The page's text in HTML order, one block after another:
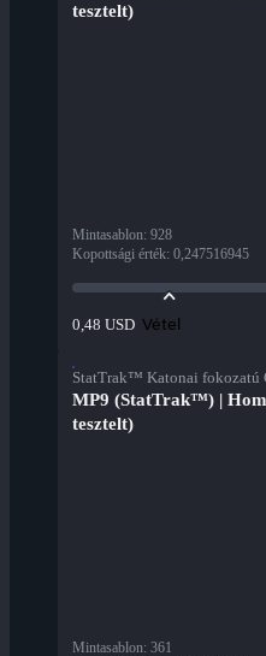
tesztelt)
Mintasablon: 928
Kopottsági érték: 0,247516945
0,48 USD Vétel
StatTrak™ Katonai fokozatú
MP9 (StatTrak™) |
tesztelt)
Mintasablon: 361